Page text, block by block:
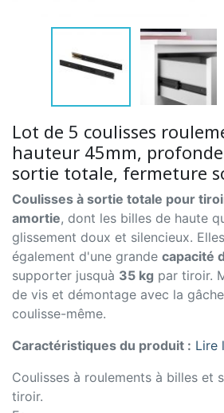
Lot de 5 coulisses
hauteur 45mm,
sortie totale, fermeture
Coulisses à sortie totale pour
amortie, dont les billes de haute
glissement doux et silencieux.
également d'une grande capacité
supporter jusquà 35 kg par tiroir.
de vis et démontage avec la
coulisse-même.
Caractéristiques du produit : Lire
Coulisses à roulements à billes et
tiroir.